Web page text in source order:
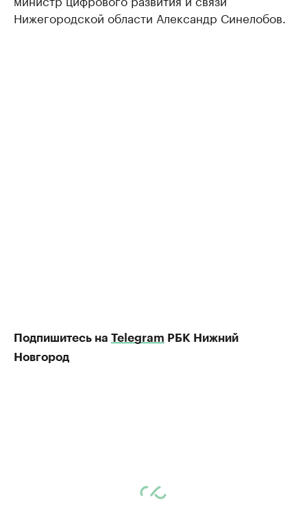
Нижегородской области Александр Синелобов.
Подпишитесь на Telegram РБК Нижний
Новгород